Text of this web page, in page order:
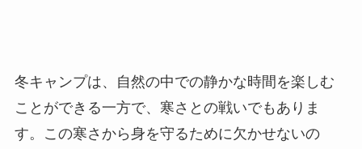
冬キャンプは、自然の中での静かな時間を楽しむ
ことができる一方で、寒さとの戦いでもありま
す。この寒さから身を守るために欠かせないの